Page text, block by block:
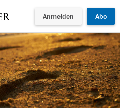
Anmelden Abo